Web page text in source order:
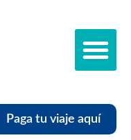
Paga tu viaje aquí